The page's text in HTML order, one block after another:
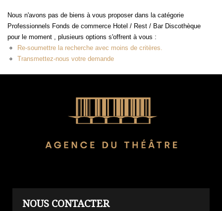
NOUS CONTACTER
Créer une alerte
Nous n'avons pas de biens à vous proposer dans la catégorie
Professionnels Fonds de commerce Hotel / Rest / Bar Discothèque
pour le moment , plusieurs options s'offrent à vous :
Re-soumettre la recherche avec moins de critères.
Transmettez-nous votre demande
L'AGENCE